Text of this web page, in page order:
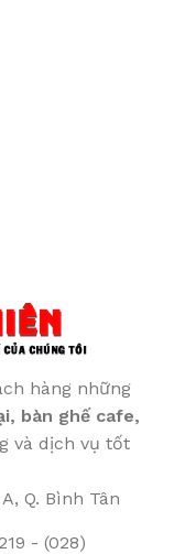
hàng những
, bàn ghế cafe,
và dịch vụ tốt
Q. Bình Tân
- (028)